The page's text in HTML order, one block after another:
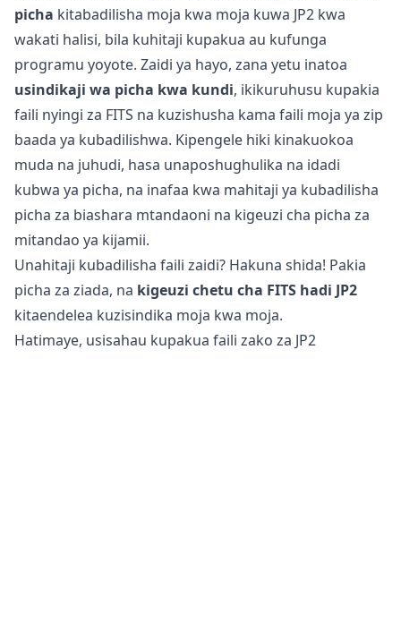
picha kitabadilisha moja kwa moja kuwa JP2 kwa
wakati halisi, bila kuhitaji kupakua au kufunga
programu yoyote. Zaidi ya hayo, zana yetu inatoa
usindikaji wa picha kwa kundi, ikikuruhusu kupakia
faili nyingi za FITS na kuzishusha kama faili moja ya zip
baada ya kubadilishwa. Kipengele hiki kinakuokoa
muda na juhudi, hasa unaposhughulika na idadi
kubwa ya picha, na inafaa kwa mahitaji ya kubadilisha
picha za biashara mtandaoni na kigeuzi cha picha za
mitandao ya kijamii.
Unahitaji kubadilisha faili zaidi? Hakuna shida! Pakia
picha za ziada, na kigeuzi chetu cha FITS hadi JP2
kitaendelea kuzisindika moja kwa moja.
Hatimaye, usisahau kupakua faili zako za JP2